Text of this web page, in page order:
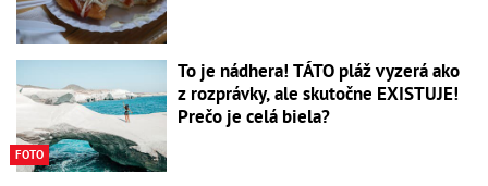
FOTO
To je nádhera! TÁTO pláž vyzerá ako
z rozprávky, ale skutočne EXISTUJE!
Prečo je celá biela?